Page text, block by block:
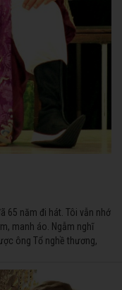
65 năm đi hát. Tôi vẫn nhớ
manh áo. Ngẫm nghĩ
ông Tổ nghề thương,
danh với nghiệp ca